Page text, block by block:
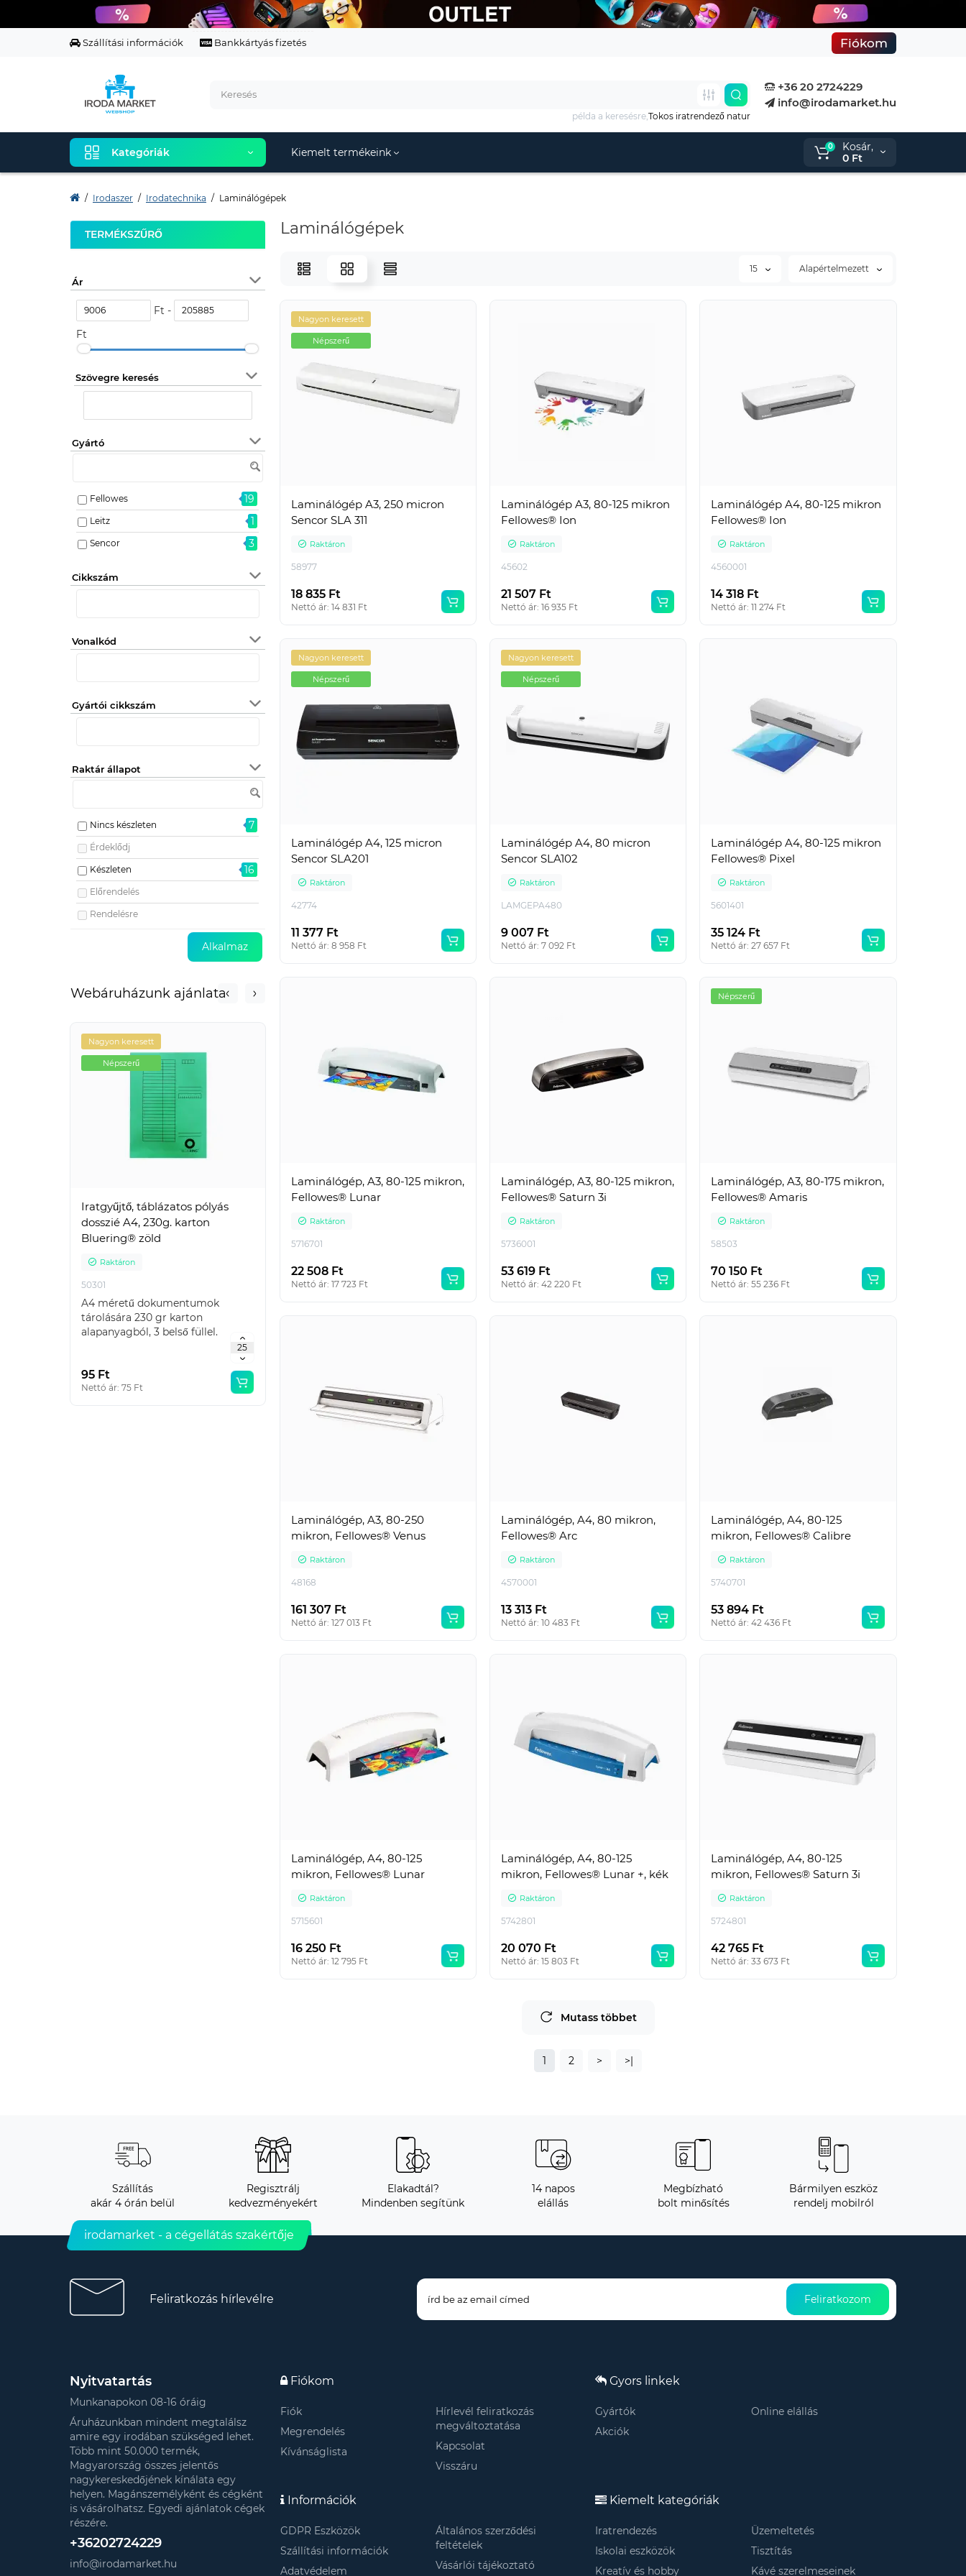
Szállítási információk Bankkártyás fizetés Fiókom
+36 20 2724229
info@irodamarket.hu
példa a keresésre, Tokos iratrendező natur
Kategóriák Kiemelt termékeink 0
Kosár,
0 Ft
Irodaszer Irodatechnika Laminálógépek
TERMÉKSZŰRŐ
Ár
Ft -
Ft
Szövegre keresés
Gyártó
Fellowes 19
Leitz 1
Sencor 3
Cikkszám
Vonalkód
Gyártói cikkszám
Raktár állapot
Nincs készleten 7
Érdeklődj
Készleten 16
Előrendelés
Rendelésre
Alkalmaz
Webáruházunk ajánlata
Nagyon keresett
Népszerű
Iratgyűjtő, táblázatos pólyás
dosszié A4, 230g. karton
Bluering® zöld
Raktáron
50301
A4 méretű dokumentumok
tárolására 230 gr karton
alapanyagból, 3 belső füllel.
95 Ft
Nettó ár: 75 Ft
Népszerű
Bluering® lila
IRA4LILA75MM
Nettó ár: 524 Ft
magenta ECO
ECOEP603XLMA
db/csomag, Bluering® áttetsző
piros
ELO200TRPIR
Laminálógépek
15 Alapértelmezett
Nagyon keresett
Népszerű
Laminálógép A3, 250 micron
Sencor SLA 311
Raktáron
58977
18 835 Ft
Nettó ár: 14 831 Ft
Laminálógép A3, 80-125 mikron
Fellowes® Ion
Raktáron
45602
21 507 Ft
Nettó ár: 16 935 Ft
Laminálógép A4, 80-125 mikron
Fellowes® Ion
Raktáron
4560001
14 318 Ft
Nettó ár: 11 274 Ft
Nagyon keresett
Népszerű
Laminálógép A4, 125 micron
Sencor SLA201
Raktáron
42774
11 377 Ft
Nettó ár: 8 958 Ft
Nagyon keresett
Népszerű
Laminálógép A4, 80 micron
Sencor SLA102
Raktáron
LAMGEPA480
9 007 Ft
Nettó ár: 7 092 Ft
Laminálógép A4, 80-125 mikron
Fellowes® Pixel
Raktáron
5601401
35 124 Ft
Nettó ár: 27 657 Ft
Laminálógép, A3, 80-125 mikron,
Fellowes® Lunar
Raktáron
5716701
22 508 Ft
Nettó ár: 17 723 Ft
Laminálógép, A3, 80-125 mikron,
Fellowes® Saturn 3i
Raktáron
5736001
53 619 Ft
Nettó ár: 42 220 Ft
Népszerű
Laminálógép, A3, 80-175 mikron,
Fellowes® Amaris
Raktáron
58503
70 150 Ft
Nettó ár: 55 236 Ft
Laminálógép, A3, 80-250
mikron, Fellowes® Venus
Raktáron
48168
161 307 Ft
Nettó ár: 127 013 Ft
Laminálógép, A4, 80 mikron,
Fellowes® Arc
Raktáron
4570001
13 313 Ft
Nettó ár: 10 483 Ft
Laminálógép, A4, 80-125
mikron, Fellowes® Calibre
Raktáron
5740701
53 894 Ft
Nettó ár: 42 436 Ft
Laminálógép, A4, 80-125
mikron, Fellowes® Lunar
Raktáron
5715601
16 250 Ft
Nettó ár: 12 795 Ft
Laminálógép, A4, 80-125
mikron, Fellowes® Lunar +, kék
Raktáron
5742801
20 070 Ft
Nettó ár: 15 803 Ft
Laminálógép, A4, 80-125
mikron, Fellowes® Saturn 3i
Raktáron
5724801
42 765 Ft
Nettó ár: 33 673 Ft
Mutass többet
1 2 > >|
Szállítás
akár 4 órán belül
Regisztrálj
kedvezményekért
Elakadtál?
Mindenben segítünk
14 napos
elállás
Megbízható
bolt minősítés
Bármilyen eszköz
rendelj mobilról
irodamarket - a cégellátás szakértője
Feliratkozás hírlevélre Feliratkozom
Nyitvatartás
Munkanapokon 08-16 óráig
Áruházunkban mindent megtalálsz
amire egy irodában szükséged lehet.
Több mint 50.000 termék,
Magyarország összes jelentős
nagykereskedőjének kínálata egy
helyen. Magánszemélyként és cégként
is vásárolhatsz. Egyedi ajánlatok cégek
részére.
+36202724229
info@irodamarket.hu
Fiókom
Fiók
Megrendelés
Kívánságlista
Hírlevél feliratkozás
megváltoztatása
Kapcsolat
Visszáru
Gyors linkek
Gyártók
Akciók
Online elállás
Információk
GDPR Eszközök
Szállítási információk
Adatvédelem
Általános szerződési
feltételek
Vásárlói tájékoztató
Kiemelt kategóriák
Iratrendezés
Iskolai eszközök
Kreatív és hobby
Üzemeltetés
Tisztítás
Kávé szerelmeseinek